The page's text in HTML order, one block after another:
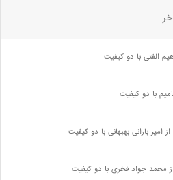
الفتی با دو کیفیت
با دو کیفیت
امیر بارانی بهبهانی با دو کیفیت
محمد جواد فخری با دو کیفیت